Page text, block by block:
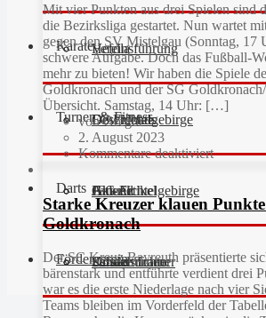
Vereinsführung
Geschichte
Fan-Artikel
Partner
Hefdla
Downloads
Galerie
FC Fichtelgebirge
JFG Fichtelgebirge
Schiedsrichter
Karate
Aktuell
Unsere Trainer
Turnen & Fitness
Kinderturnen
Darts
Förderverein
Mit vier Punkten aus drei Spielen sind
die Bezirksliga gestartet. Nun wartet
gegen den SV Mistelgau (Sonntag, 17
schwere Aufgabe. Doch das Fußball-
mehr zu bieten! Wir haben die Spiele
Goldkronach und der SG
Übersicht. Samstag, 14 Uhr: […]
von Gregor
2. August 2023
Kommentare deaktiviert
Starke Kreuzer klauen
Goldkronach
Der SC Kreuz Bayreuth präsentierte
bärenstark und entführte verdient drei
war es die erste Niederlage nach vier
Teams bleiben im Vorderfeld der